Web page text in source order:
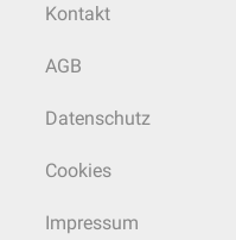
Kontakt
AGB
Datenschutz
Cookies
Impressum